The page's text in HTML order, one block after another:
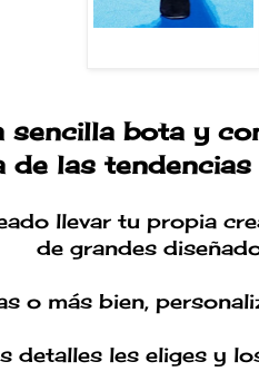
sencilla bota y
de las
llevar tu propia
de grandes
o más bien,
detalles les eliges y